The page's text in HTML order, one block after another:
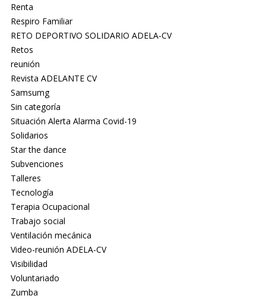
Renta
Respiro Familiar
RETO DEPORTIVO SOLIDARIO ADELA-CV
Retos
reunión
Revista ADELANTE CV
Samsumg
Sin categoría
Situación Alerta Alarma Covid-19
Solidarios
Star the dance
Subvenciones
Talleres
Tecnología
Terapia Ocupacional
Trabajo social
Ventilación mecánica
Video-reunión ADELA-CV
Visibilidad
Voluntariado
Zumba